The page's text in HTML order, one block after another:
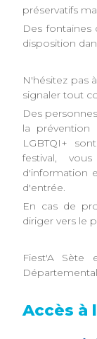
préservatifs
Des
disposition
N'hésitez pas
signaler tout
Des
la prévention
LGBTQI+
festival,
d'information
d'entrée.
En cas de
diriger vers le
Fiest'A Sète
Accès à